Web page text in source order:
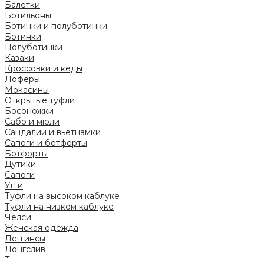
Балетки
Ботильоны
Ботинки и полуботинки
Ботинки
Полуботинки
Казаки
Кроссовки и кеды
Лоферы
Мокасины
Открытые туфли
Босоножки
Сабо и мюли
Сандалии и вьетнамки
Сапоги и ботфорты
Ботфорты
Дутики
Сапоги
Угги
Туфли на высоком каблуке
Туфли на низком каблуке
Челси
Женская одежда
Леггинсы
Лонгслив